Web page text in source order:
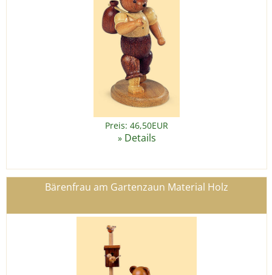
Preis: 46,50EUR
» Details
Bärenfrau am Gartenzaun Material Holz